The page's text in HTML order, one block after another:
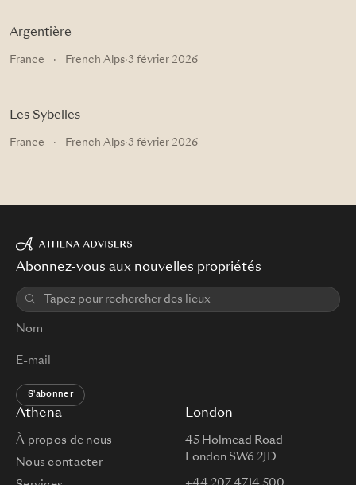
Argentière
France · French Alps·3 février 2026
Les Sybelles
France · French Alps·3 février 2026
Athena
À propos de nous
Nous contacter
London
45 Holmead Road
London SW6 2JD
Abonnez-vous aux nouvelles propriétés
S'abonner